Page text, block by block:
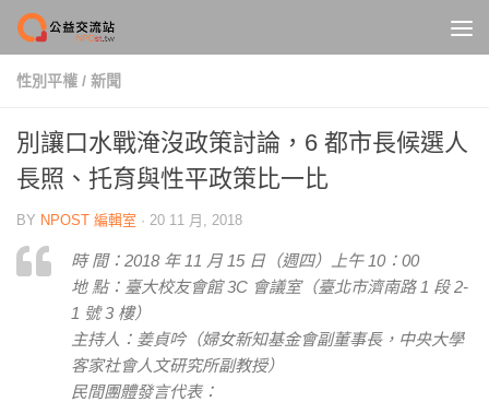
Skip to content
性別平權 / 新聞
別讓口水戰淹沒政策討論，6 都市長候選人
長照、托育與性平政策比一比
BY NPOST 編輯室 · 20 11 月, 2018
時 間：2018 年 11 月 15 日（週四）上午 10：00
地 點：臺大校友會館 3C 會議室（臺北市濟南路 1 段 2-
1 號 3 樓）
主持人：姜貞吟（婦女新知基金會副董事長，中央大學
客家社會人文研究所副教授）
民間團體發言代表：